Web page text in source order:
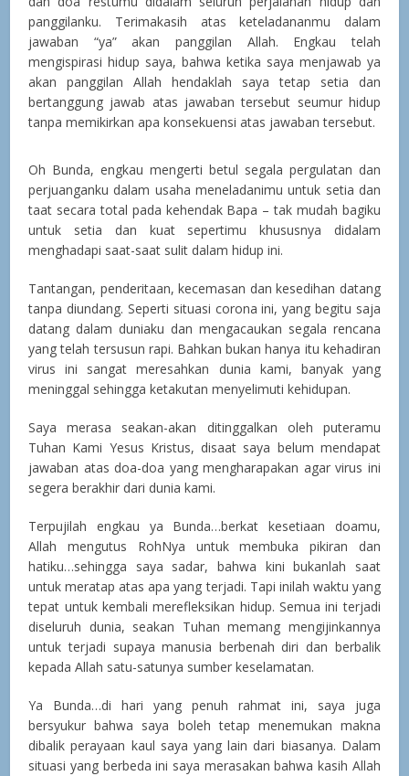
panggilanku. Terimakasih atas keteladananmu dalam
jawaban “ya” akan panggilan Allah. Engkau telah
mengispirasi hidup saya, bahwa ketika saya menjawab ya
akan panggilan Allah hendaklah saya tetap setia dan
bertanggung jawab atas jawaban tersebut seumur hidup
tanpa memikirkan apa konsekuensi atas jawaban tersebut.
Oh Bunda, engkau mengerti betul segala pergulatan dan
perjuanganku dalam usaha meneladanimu untuk setia dan
taat secara total pada kehendak Bapa – tak mudah bagiku
untuk setia dan kuat sepertimu khususnya didalam
menghadapi saat-saat sulit dalam hidup ini.
Tantangan, penderitaan, kecemasan dan kesedihan datang
tanpa diundang. Seperti situasi corona ini, yang begitu saja
datang dalam duniaku dan mengacaukan segala rencana
yang telah tersusun rapi. Bahkan bukan hanya itu kehadiran
virus ini sangat meresahkan dunia kami, banyak yang
meninggal sehingga ketakutan menyelimuti kehidupan.
Saya merasa seakan-akan ditinggalkan oleh puteramu
Tuhan Kami Yesus Kristus, disaat saya belum mendapat
jawaban atas doa-doa yang mengharapakan agar virus ini
segera berakhir dari dunia kami.
Terpujilah engkau ya Bunda…berkat kesetiaan doamu,
Allah mengutus RohNya untuk membuka pikiran dan
hatiku…sehingga saya sadar, bahwa kini bukanlah saat
untuk meratap atas apa yang terjadi. Tapi inilah waktu yang
tepat untuk kembali merefleksikan hidup. Semua ini terjadi
diseluruh dunia, seakan Tuhan memang mengijinkannya
untuk terjadi supaya manusia berbenah diri dan berbalik
kepada Allah satu-satunya sumber keselamatan.
Ya Bunda…di hari yang penuh rahmat ini, saya juga
bersyukur bahwa saya boleh tetap menemukan makna
dibalik perayaan kaul saya yang lain dari biasanya. Dalam
situasi yang berbeda ini saya merasakan bahwa kasih Allah